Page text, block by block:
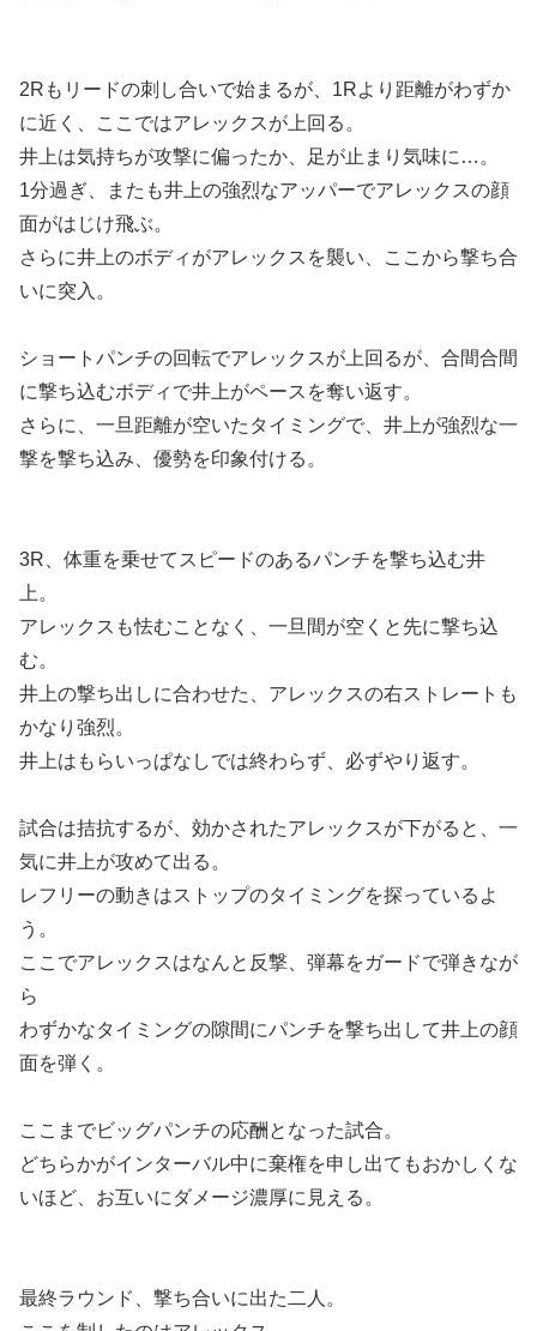
2Rもリードの刺し合いで始まるが、1Rより距離がわずか
に近く、ここではアレックスが上回る。
井上は気持ちが攻撃に偏ったか、足が止まり気味に…。
1分過ぎ、またも井上の強烈なアッパーでアレックスの顔
面がはじけ飛ぶ。
さらに井上のボディがアレックスを襲い、ここから撃ち合
いに突入。
ショートパンチの回転でアレックスが上回るが、合間合間
に撃ち込むボディで井上がペースを奪い返す。
さらに、一旦距離が空いたタイミングで、井上が強烈な一
撃を撃ち込み、優勢を印象付ける。
3R、体重を乗せてスピードのあるパンチを撃ち込む井
上。
アレックスも怯むことなく、一旦間が空くと先に撃ち込
む。
井上の撃ち出しに合わせた、アレックスの右ストレートも
かなり強烈。
井上はもらいっぱなしでは終わらず、必ずやり返す。
試合は拮抗するが、効かされたアレックスが下がると、一
気に井上が攻めて出る。
レフリーの動きはストップのタイミングを探っているよ
う。
ここでアレックスはなんと反撃、弾幕をガードで弾きなが
ら
わずかなタイミングの隙間にパンチを撃ち出して井上の顔
面を弾く。
ここまでビッグパンチの応酬となった試合。
どちらかがインターバル中に棄権を申し出てもおかしくな
いほど、お互いにダメージ濃厚に見える。
最終ラウンド、撃ち合いに出た二人。